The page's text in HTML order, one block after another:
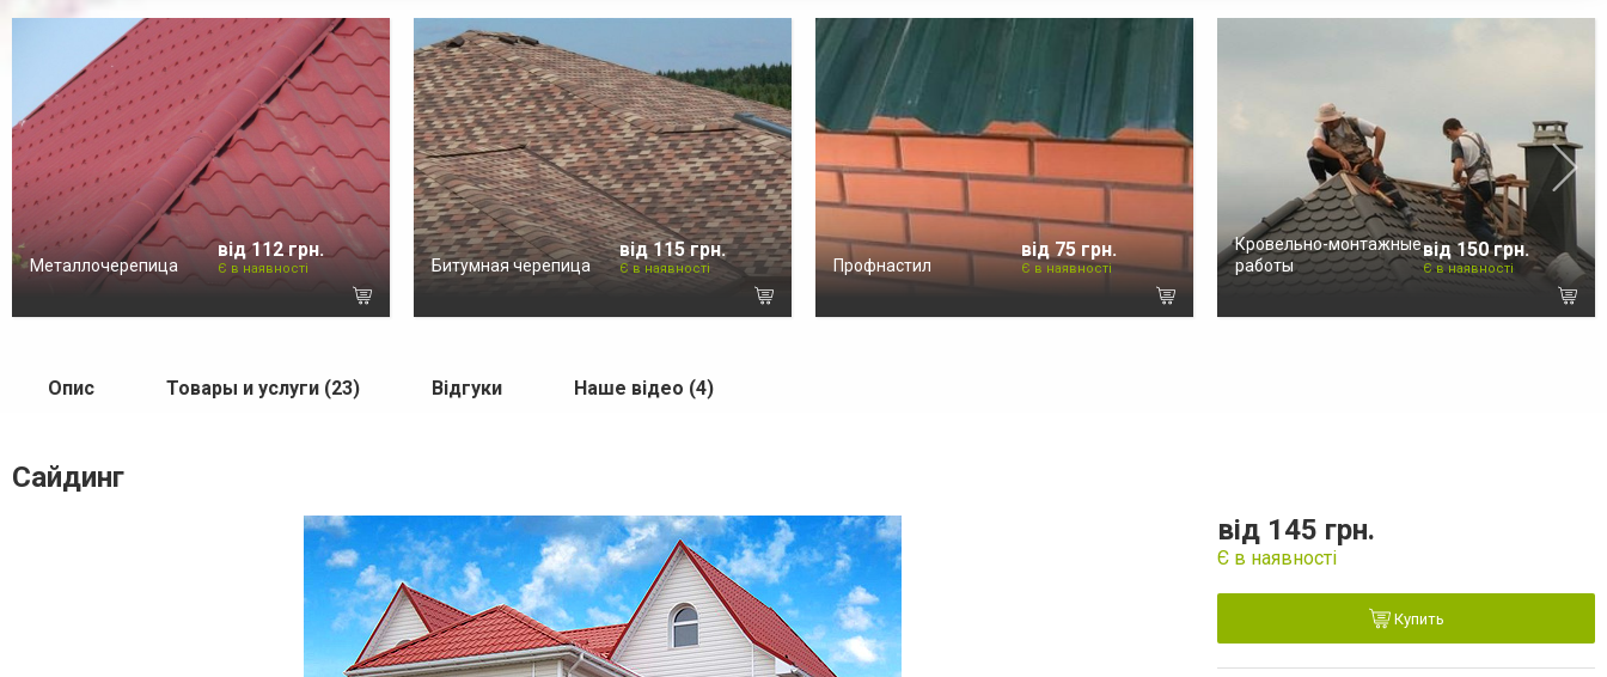
Металлочерепица
від 112 грн.
Є в наявності Битумная черепица
від 115 грн.
Є в наявності Профнастил
від 75 грн.
Є в наявності
Кровельно-монтажные
работы
від 150 грн.
Є в наявності
Опис Товары и услуги (23) Відгуки Наше відео (4)
Сайдинг
від 145 грн.
Є в наявності
Купить